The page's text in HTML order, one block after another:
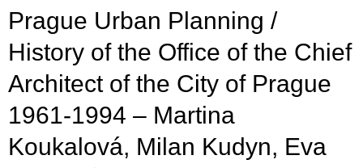
Prague Urban Planning /
History of the Office of the Chief
Architect of the City of Prague
1961-1994 – Martina
Koukalová, Milan Kudyn, Eva
o
u
l
o
o
k
i
n